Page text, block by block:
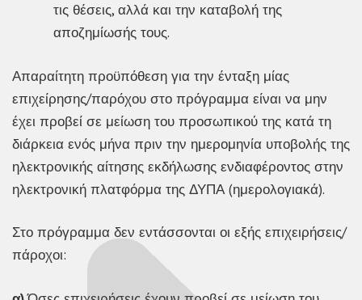
τις θέσεις, αλλά και την καταβολή της
αποζημίωσής τους.
Απαραίτητη προϋπόθεση για την ένταξη μίας
επιχείρησης/παρόχου στο πρόγραμμα είναι να μην
έχει προβεί σε μείωση του προσωπικού της κατά τη
διάρκεια ενός μήνα πριν την ημερομηνία υποβολής της
ηλεκτρονικής αίτησης εκδήλωσης ενδιαφέροντος στην
ηλεκτρονική πλατφόρμα της ΔΥΠΑ (ημερολογιακά).
Στο πρόγραμμα δεν εντάσσονται οι εξής επιχειρήσεις/
πάροχοι: